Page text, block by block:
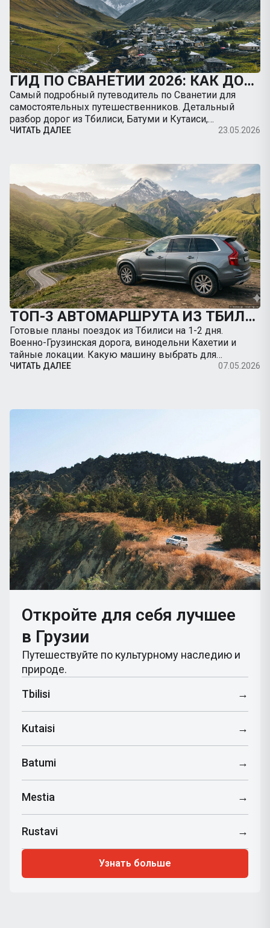
ГИД ПО СВАНЕТИИ 2026: КАК ДОБРАТЬСЯ В МЕСТИЮ НА МАШИНЕ, ДОРОГИ И ЛУЧШИЕ ТРЕККИНГИ
Самый подробный путеводитель по Сванетии для
самостоятельных путешественников. Детальный
разбор дорог из Тбилиси, Батуми и Кутаиси,
безопасность на серпантинах, заправки, цены и
ЧИТАТЬ ДАЛЕЕ 23.05.2026
ТОП-3 АВТОМАРШРУТА ИЗ ТБИЛИСИ НА ВЫХОДНЫЕ: КУДА ПОЕХАТЬ НА МАШИНЕ
Готовые планы поездок из Тбилиси на 1-2 дня.
Военно-Грузинская дорога, винодельни Кахетии и
тайные локации. Какую машину выбрать для
путешествия.
ЧИТАТЬ ДАЛЕЕ 07.05.2026
Откройте для себя лучшее
в Грузии
Путешествуйте по культурному наследию и
природе.
Tbilisi
→
Kutaisi →
Batumi →
Mestia →
Rustavi →
Узнать больше